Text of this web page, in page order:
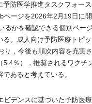
防医学推進タスクフォー
ページを2026年2月19日に
るかを確認できる個別ペー
。成人向け予防医療トピ
，今後も順次内容を充実
％），推奨されるワク
あると考えている。
デンスに基づいた予防医